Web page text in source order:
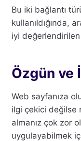
Bu iki bağlantı
kullanıldığında,
iyi
Özgün ve
Web sayfanıza
ilgi çekici değilse
almanız çok zor
uygulayabilmek